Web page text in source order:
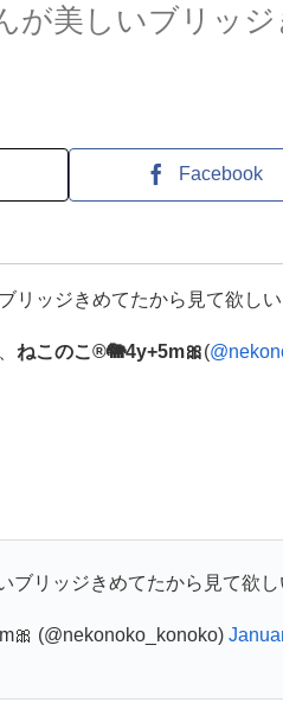
が美しいブリッ
Facebook
リッジきめてたから見て欲しい
ねこのこ®︎🐘4y+5m🎀(
ブリッジきめてたから見て欲し
(@nekonoko_konoko)